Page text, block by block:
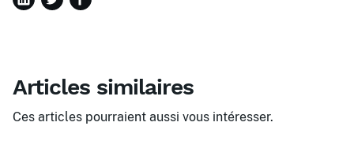
Articles similaires
Ces articles pourraient aussi vous intéresser.